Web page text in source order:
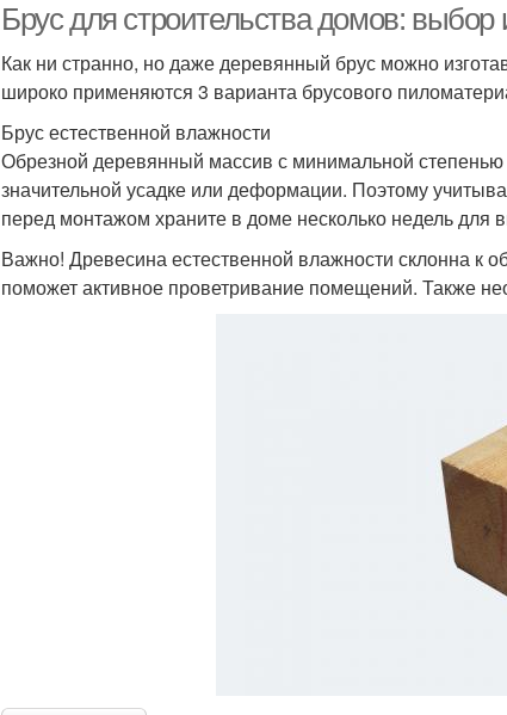
Брус для строительства домов:
Как ни странно, но даже деревянный брус можно
широко применяются 3 варианта брусового
Брус естественной влажности
Обрезной деревянный массив с минимальной
значительной усадке или деформации. Поэтому
перед монтажом храните в доме несколько недель для
Важно! Древесина естественной влажности склонна к
поможет активное проветривание помещений. Также